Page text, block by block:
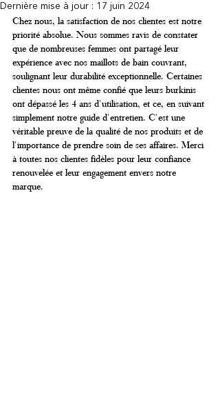
Dernière mise à jour : 17 juin 2024
Chez nous, la satisfaction de nos clientes est notre
priorité absolue. Nous sommes ravis de constater
que de nombreuses femmes ont partagé leur
expérience avec nos maillots de bain couvrant,
soulignant leur durabilité exceptionnelle. Certaines
clientes nous ont même confié que leurs burkinis
ont dépassé les 4 ans d'utilisation, et ce, en suivant
simplement notre guide d'entretien. C'est une
véritable preuve de la qualité de nos produits et de
l'importance de prendre soin de ses affaires. Merci
à toutes nos clientes fidèles pour leur confiance
renouvelée et leur engagement envers notre
marque.